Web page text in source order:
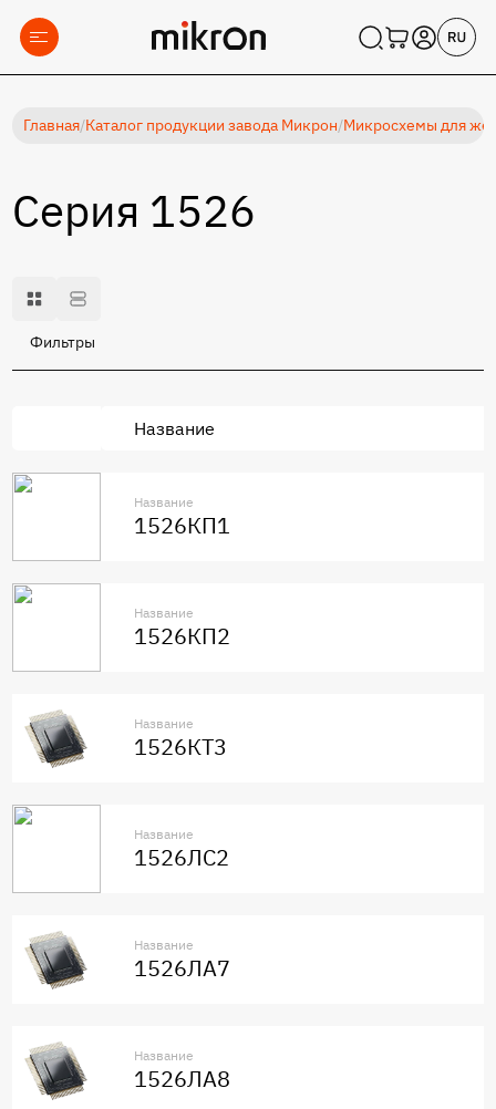
Главная/Каталог продукции завода Микрон/Микросхемы для
Серия 1526
Фильтры
Название
Название
1526КП1
Название
1526КП2
Название
1526КТ3
Название
1526ЛС2
Название
1526ЛА7
Название
1526ЛА8